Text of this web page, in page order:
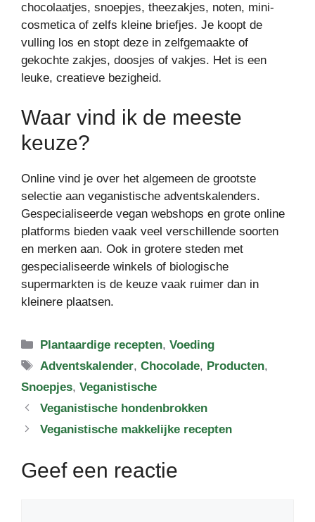
chocolaatjes, snoepjes, theezakjes, noten, mini-
cosmetica of zelfs kleine briefjes. Je koopt de
vulling los en stopt deze in zelfgemaakte of
gekochte zakjes, doosjes of vakjes. Het is een
leuke, creatieve bezigheid.
Waar vind ik de meeste
keuze?
Online vind je over het algemeen de grootste
selectie aan veganistische adventskalenders.
Gespecialiseerde vegan webshops en grote online
platforms bieden vaak veel verschillende soorten
en merken aan. Ook in grotere steden met
gespecialiseerde winkels of biologische
supermarkten is de keuze vaak ruimer dan in
kleinere plaatsen.
Categorieën
Plantaardige recepten,Voeding
Tags
Adventskalender,Chocolade, Producten,
Snoepjes, Veganistische
Veganistische hondenbrokken
Veganistische makkelijke recepten
Geef een reactie